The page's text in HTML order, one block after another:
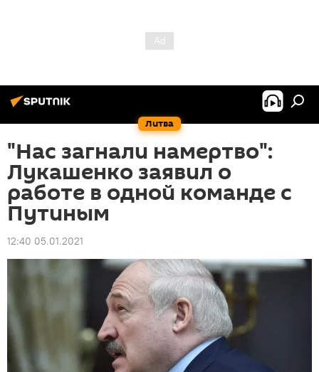
Литва
"Нас загнали намертво":
Лукашенко заявил о
работе в одной команде с
Путиным
12:40 05.01.2021